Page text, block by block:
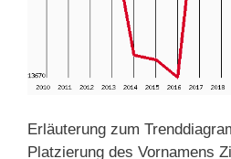
Erläuterung zum
Platzierung des Vornamens